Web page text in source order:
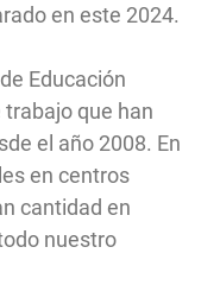
en este 2024.
Educación
que han
el año 2008. En
en centros
cantidad en
nuestro